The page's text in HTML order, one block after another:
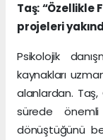
Taş: “Özellikle
projeleri
Psikolojik
kaynakları
alanlardan. Taş,
sürede
dönüştüğünü